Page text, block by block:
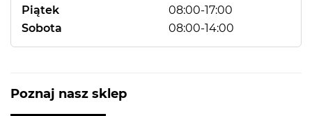
Piątek
08:00-17:00
Sobota
08:00-14:00
Poznaj nasz sklep